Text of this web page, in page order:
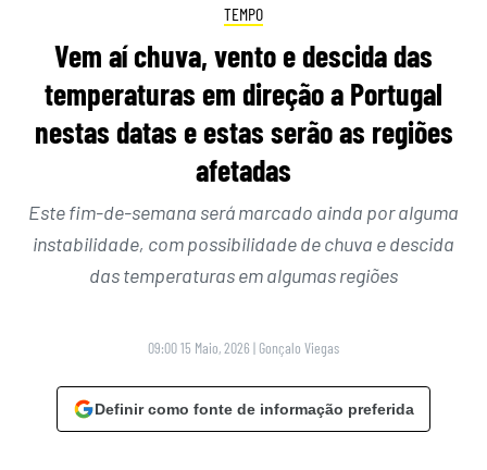
TEMPO
Vem aí chuva, vento e descida das
temperaturas em direção a Portugal
nestas datas e estas serão as regiões
afetadas
Este fim-de-semana será marcado ainda por alguma
instabilidade, com possibilidade de chuva e descida
das temperaturas em algumas regiões
09:00 15 Maio, 2026 | Gonçalo Viegas
Definir como fonte de informação preferida